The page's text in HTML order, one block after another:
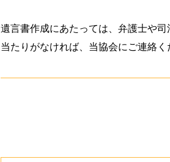
遺言書作成にあたっては、弁護士や
当たりがなければ、当協会にご連絡く